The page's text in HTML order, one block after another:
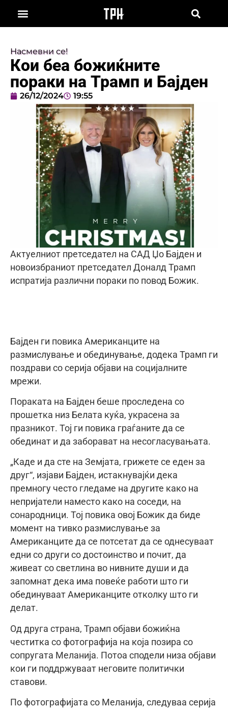
Насмевни се!
Кои беа божиќните
пораки на Трамп и Бајден
26/12/2024 19:55
Актуелниот претседател на САД Џо Бајден и
новоизбраниот претседател Доналд Трамп
испратија различни пораки по повод Божик.
Бајден ги повика Американците на
размислување и обединување, додека Трамп ги
поздрави со серија објави на социјалните
мрежи.
Пораката на Бајден беше проследена со
прошетка низ Белата куќа, украсена за
празникот. Тој ги повика граѓаните да се
обединат и да заборават на несогласувањата.
„Каде и да сте на Земјата, грижете се еден за
друг“, изјави Бајден, истакнувајќи дека
премногу често гледаме на другите како на
непријатели наместо како на соседи, на
сонародници. Тој повика овој Божик да биде
момент на тивко размислување за
Американците да се потсетат да се однесуваат
едни со други со достоинство и почит, да
живеат со светлина во нивните души и да
запомнат дека има повеќе работи што ги
обединуваат Американците отколку што ги
делат.
Од друга страна, Трамп објави божиќна
честитка со фотографија на која позира со
сопругата Меланија. Потоа сподели низа објави
кои ги поддржуваат неговите политички
ставови.
По фотографијата со Меланија, следуваа серија